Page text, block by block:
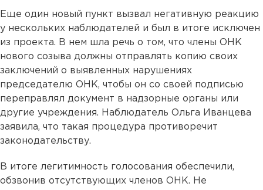
Еще один новый пункт вызвал негативную реакцию
у нескольких наблюдателей и был в итоге исключен
из проекта. В нем шла речь о том, что члены ОНК
нового созыва должны отправлять копию своих
заключений о выявленных нарушениях
председателю ОНК, чтобы он со своей подписью
переправлял документ в надзорные органы или
другие учреждения. Наблюдатель Ольга Иванцева
заявила, что такая процедура противоречит
законодательству.
В итоге легитимность голосования обеспечили,
обзвонив отсутствующих членов ОНК. Не